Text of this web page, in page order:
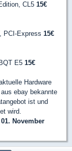
CL5 15€
PCI-Express 15€
E5 15€
Hardware
ebay bekannte
ist und
wird.
November